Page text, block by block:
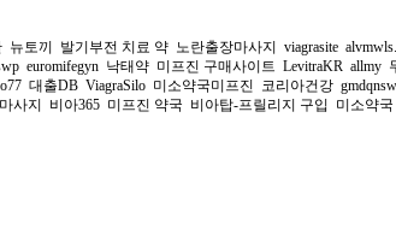
뉴토끼 발기부전 치료 약 노란출장마사지 viagrasite
euromifegyn 낙태약 미프진 구매사이트 LevitraKR allmy
대출DB ViagraSilo 미소약국미프진 코리아건강
사지 비아365 미프진 약국 비아탑-프릴리지 구입 미소약국